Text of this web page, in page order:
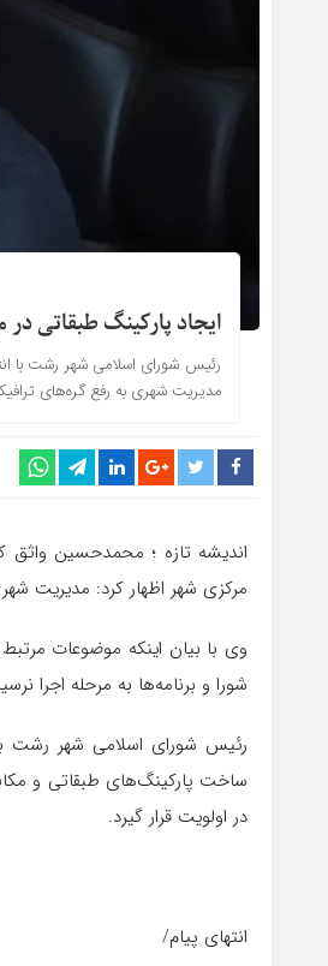
ایجاد پارکینگ طبقاتی
رئیس شورای اسلامی شهر رشت با
مدیریت شهری به رفع گره‌های
اندیشه تازه ؛ محمدحسین واثق
مرکزی شهر اظهار کرد: مدیریت
وی با بیان اینکه موضوعات
شورا و برنامه‌ها به مرحله اجرا
رئیس شورای اسلامی شهر رشت
ساخت پارکینگ‌های طبقاتی و
در اولویت قرار گیرد.
انتهای پیام/